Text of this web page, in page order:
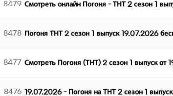
8479 Смотреть онлайн Погоня - ТНТ 2 сезон 1
8478 Погоня ТНТ 2 сезон 1 выпуск 19.07.2026
8477 Смотреть Погоня (ТНТ) 2 сезон 1 выпуск от
8476 19.07.2026 - Погоня на ТНТ 2 сезон 1